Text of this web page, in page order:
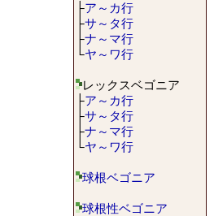
├ア～カ行
├サ～タ行
├ナ～マ行
└ヤ～ワ行
レックスベゴニア
├ア～カ行
├サ～タ行
├ナ～マ行
└ヤ～ワ行
球根ベゴニア
球根性ベゴニア